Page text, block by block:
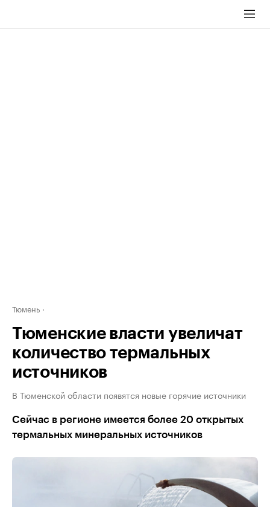
Тюмень
Тюменские власти увеличат
количество термальных
источников
В Тюменской области появятся новые горячие источники
Сейчас в регионе имеется более 20 открытых
термальных минеральных источников